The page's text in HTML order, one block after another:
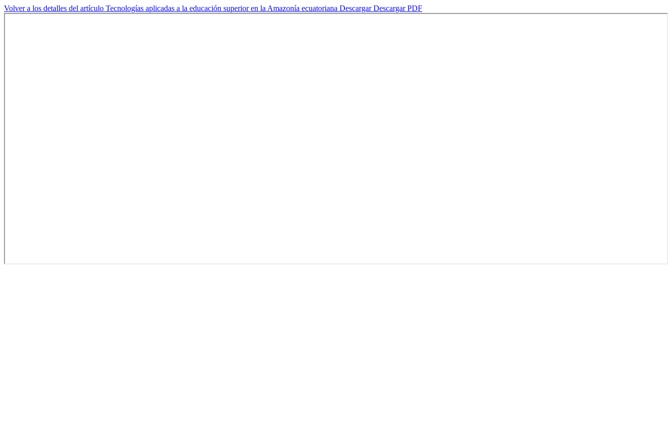
Volver a los detalles del artículo Tecnologías aplicadas a la educación superior en la Amazonía ecuatoriana DescargarDescargar PDF